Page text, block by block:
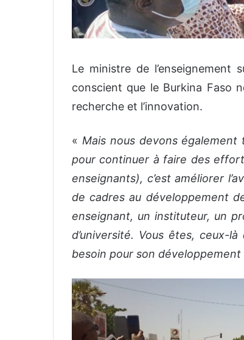
Le ministre de l’enseignement
conscient que le Burkina Faso
recherche et l’innovation.
« Mais nous devons
pour continuer à faire des
enseignants), c’est améliorer
de cadres au développement
enseignant, un instituteur, un
d’université. Vous êtes, ceux-
besoin pour son développement